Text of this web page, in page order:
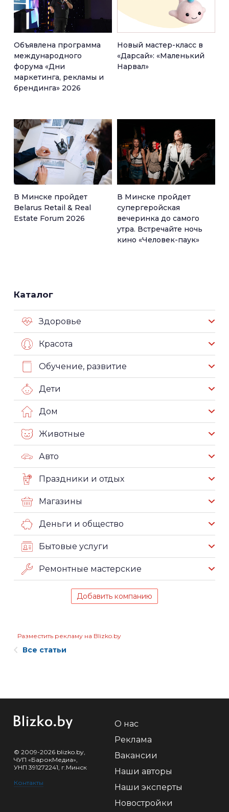
Объявлена программа
международного
форума «Дни
маркетинга, рекламы и
брендинга» 2026
Новый мастер-класс в
«Дарсай»: «Маленький
Нарвал»
В Минске пройдет
Belarus Retail & Real
Estate Forum 2026
В Минске пройдет
супергеройская
вечеринка до самого
утра. Встречайте ночь
кино «Человек-паук»
Каталог
Здоровье
Красота
Обучение, развитие
Дети
Дом
Животные
Авто
Праздники и отдых
Магазины
Деньги и общество
Бытовые услуги
Ремонтные мастерские
Добавить компанию
Разместить рекламу на Blizko.by
Все статьи
© 2009-2026 blizko.by,
ЧУП «БарокМедиа»,
УНП 391272241, г.Минск
Контакты
О нас
Реклама
Вакансии
Наши авторы
Наши эксперты
Новостройки